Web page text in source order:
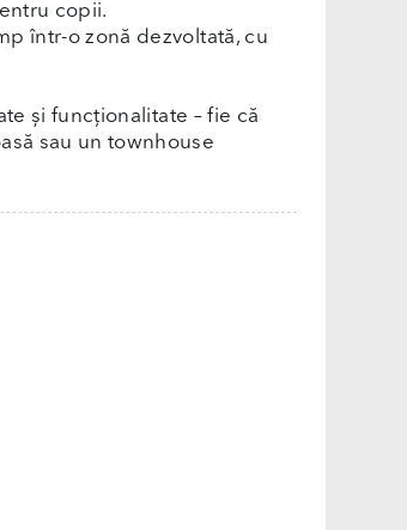
copii.
într-o zonă dezvoltată, cu
și funcționalitate – fie că
sau un townhouse